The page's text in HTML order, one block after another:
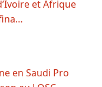
et Afrique
en Saudi Pro